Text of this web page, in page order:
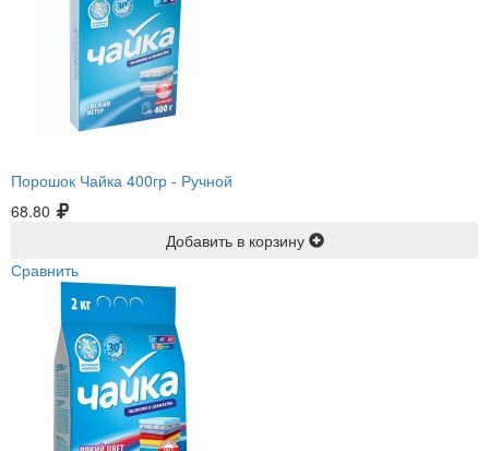
Порошок Чайка 400гр - Ручной
68.80
Добавить в корзину
Сравнить